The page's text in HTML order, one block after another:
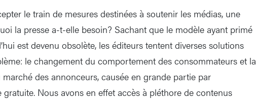
le train de mesures destinées à soutenir les médias, une
la presse a-t-elle besoin? Sachant que le modèle ayant primé
est devenu obsolète, les éditeurs tentent diverses solutions
le changement du comportement des consommateurs et la
des annonceurs, causée en grande partie par
gratuite. Nous avons en effet accès à pléthore de contenus